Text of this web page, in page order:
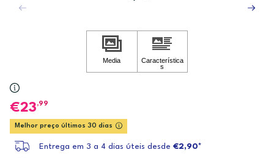
23,99
Melhor preço últimos 30 dias
Entrega em 3 a 4 dias úteis desde €2,90*